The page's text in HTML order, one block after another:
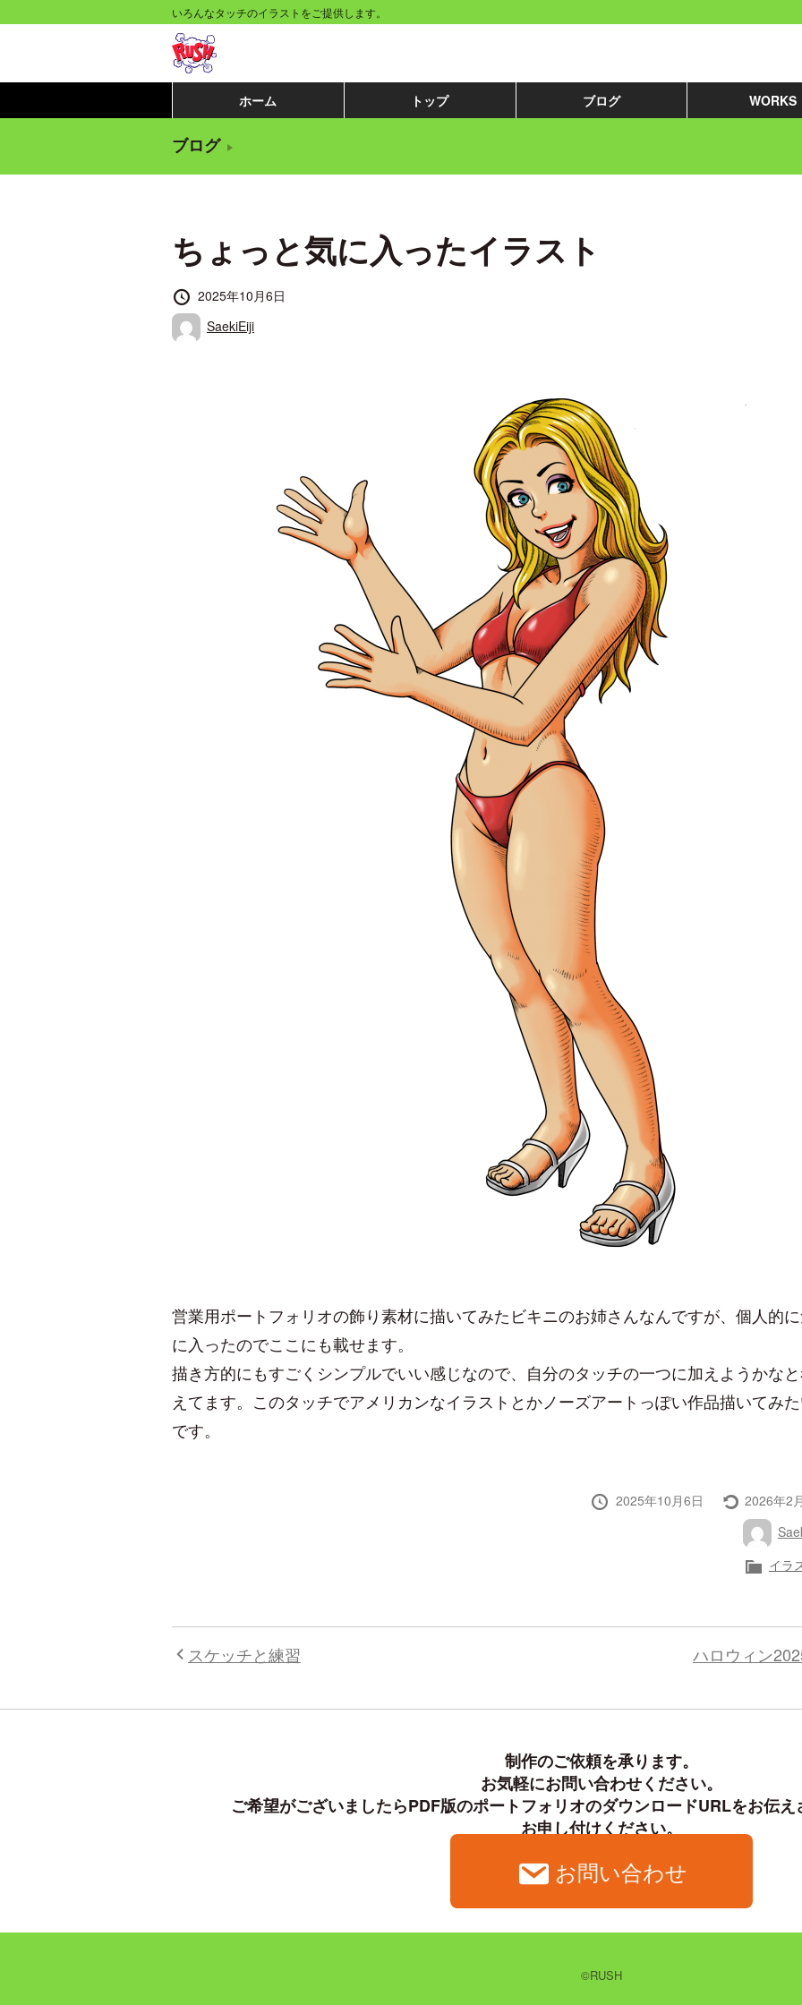
いろんなタッチのイラストをご提供します。
ホーム トップ ブログ WORKS
ブログ
ちょっと気に入ったイラスト
投
稿
2025年10月6日
投
稿
SaekiEiji
営業用ポートフォリオの飾り素材に描いてみたビキニのお姉さんなんですが、個人的
に入ったのでここにも載せます。
描き方的にもすごくシンプルでいい感じなので、自分のタッチの一つに加えようかな
えてます。このタッチでアメリカンなイラストとかノーズアートっぽい作品描いてみ
です。
投
2025年10月6日
最
終
更
新
2026年2
投
稿
者
カ
テ
ー
イラ
スケッチと練習 ハロウィン
制作のご依頼を承ります。
お気軽にお問い合わせください。
ご希望がございましたらPDF版のポートフォリオのダウンロードURLをお伝
お申し付けください。
お問い合わせ
©RUSH